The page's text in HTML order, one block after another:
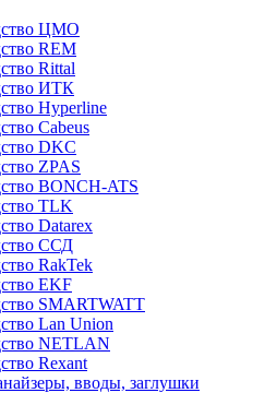
ЦМО
REM
Rittal
ИТК
Hyperline
Cabeus
DKC
ZPAS
BONCH-ATS
TLK
Datarex
ССД
RakTek
EKF
SMARTWATT
Lan Union
NETLAN
Rexant
вводы, заглушки